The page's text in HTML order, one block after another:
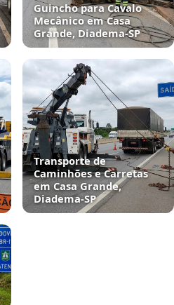
Guincho para Cavalo
Mecânico em Casa
Grande, Diadema‑SP
Transporte de
Caminhões e Carretas
em Casa Grande,
Diadema‑SP